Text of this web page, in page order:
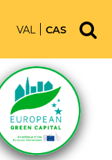
VAL CAS